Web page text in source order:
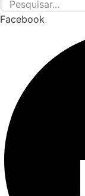
Facebook